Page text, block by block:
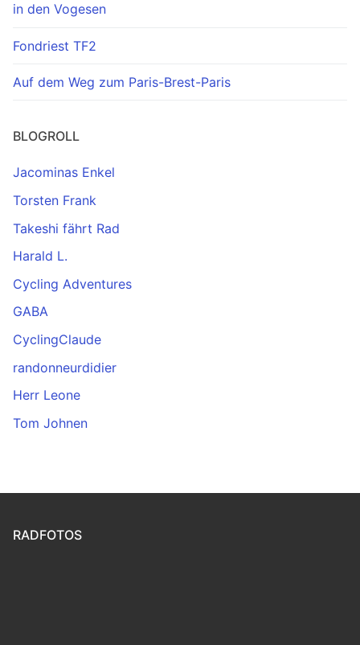
in den Vogesen
Fondriest TF2
Auf dem Weg zum Paris-Brest-Paris
BLOGROLL
Jacominas Enkel
Torsten Frank
Takeshi fährt Rad
Harald L.
Cycling Adventures
GABA
CyclingClaude
randonneurdidier
Herr Leone
Tom Johnen
RADFOTOS